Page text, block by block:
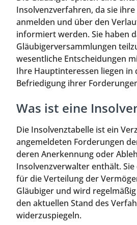
Insolvenzverfahren, da sie
anmelden und über den
informiert werden. Sie haben
Gläubigerversammlungen
wesentliche Entscheidungen
Ihre Hauptinteressen liegen in
Befriedigung ihrer
Was ist eine
Die Insolvenztabelle ist ein
angemeldeten Forderungen
deren Anerkennung oder
Insolvenzverwalter enthält.
für die Verteilung der
Gläubiger und wird
den aktuellen Stand des
widerzuspiegeln.